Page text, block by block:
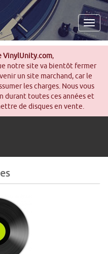
VinylUnity.com,
notre site va bientôt fermer
un site marchand, car le
les charges. Nous vous
durant toutes ces années et
de disques en vente.